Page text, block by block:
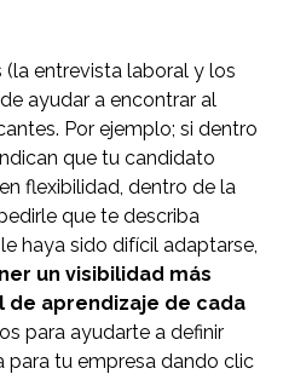
entrevista laboral y los
ayudar a encontrar al
Por ejemplo; si dentro
que tu candidato
flexibilidad, dentro de la
que te describa
haya sido difícil adaptarse,
un visibilidad más
aprendizaje de cada
para ayudarte a definir
para tu empresa dando clic